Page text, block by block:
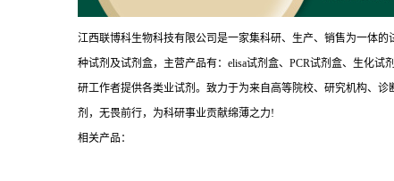
江西联博科生物科技有限公司是一家集科研、生产、销售为一体
种试剂及试剂盒，主营产品有：elisa试剂盒、PCR试剂盒、生化
研工作者提供各类业试剂。致力于为来自高等院校、研究机构、
剂，无畏前行，为科研事业贡献绵薄之力!
相关产品：